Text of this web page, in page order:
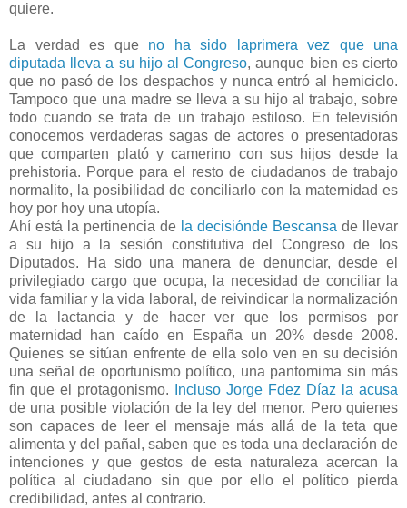
quiere.
La verdad es que no ha sido laprimera vez que una
diputada lleva a su hijo al Congreso, aunque bien es cierto
que no pasó de los despachos y nunca entró al hemiciclo.
Tampoco que una madre se lleva a su hijo al trabajo, sobre
todo cuando se trata de un trabajo estiloso. En televisión
conocemos verdaderas sagas de actores o presentadoras
que comparten plató y camerino con sus hijos desde la
prehistoria. Porque para el resto de ciudadanos de trabajo
normalito, la posibilidad de conciliarlo con la maternidad es
hoy por hoy una utopía.
Ahí está la pertinencia de la decisiónde Bescansa de llevar
a su hijo a la sesión constitutiva del Congreso de los
Diputados. Ha sido una manera de denunciar, desde el
privilegiado cargo que ocupa, la necesidad de conciliar la
vida familiar y la vida laboral, de reivindicar la normalización
de la lactancia y de hacer ver que los permisos por
maternidad han caído en España un 20% desde 2008.
Quienes se sitúan enfrente de ella solo ven en su decisión
una señal de oportunismo político, una pantomima sin más
fin que el protagonismo.
Incluso Jorge Fdez Díaz la acusa
de una posible violación de la ley del menor. Pero quienes
son capaces de leer el mensaje más allá de la teta que
alimenta y del pañal, saben que es toda una declaración de
intenciones y que gestos de esta naturaleza acercan la
política al ciudadano sin que por ello el político pierda
credibilidad, antes al contrario.